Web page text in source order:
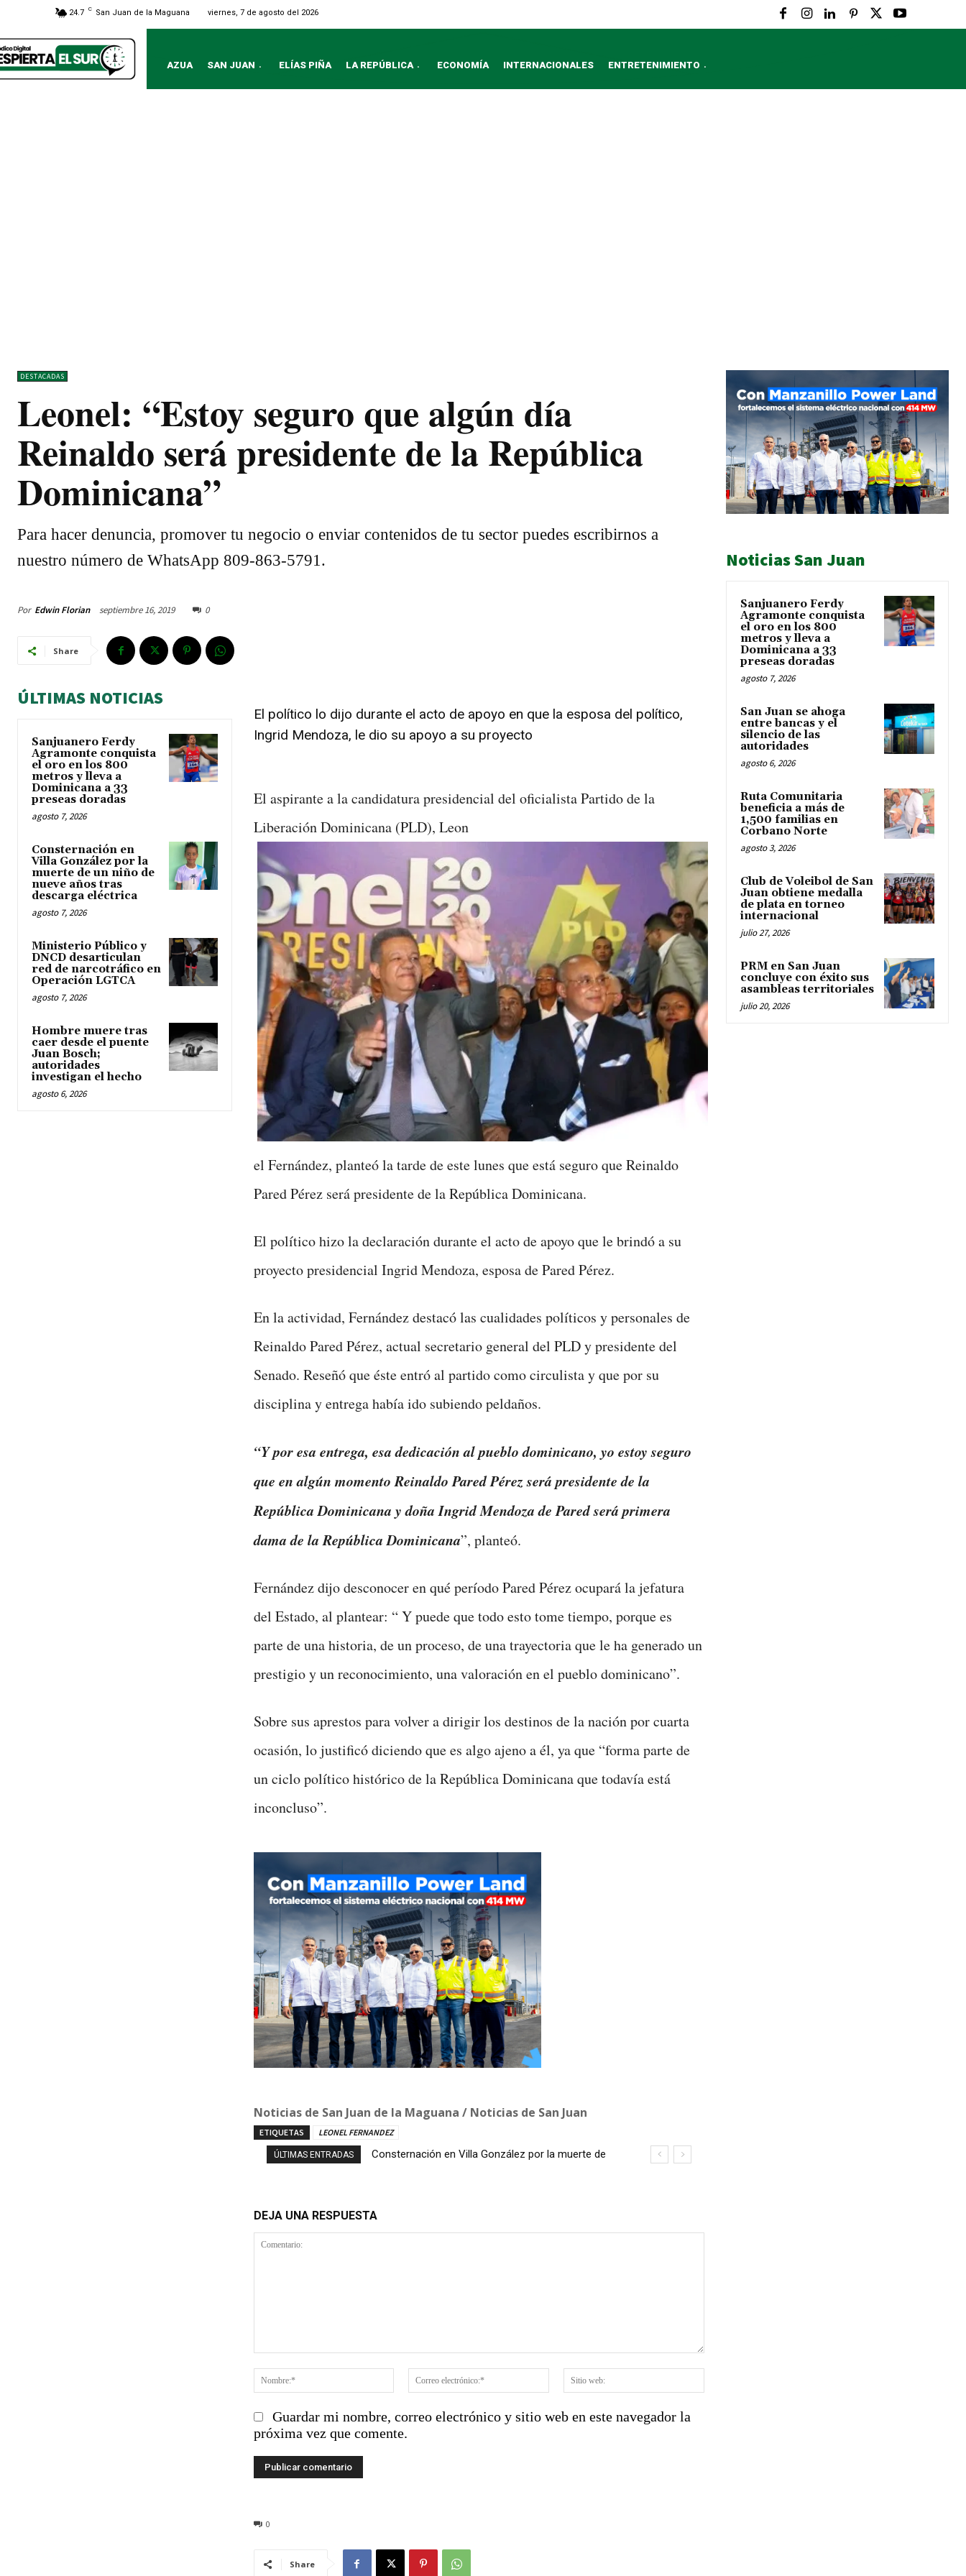
24.7 C San Juan de la Maguana viernes, 7 de agosto del 2026
AZUA SAN JUAN ELÍAS PIÑA LA REPÚBLICA ECONOMÍA INTERNACIONALES ENTRETENIMIENTO
DESTACADAS
Leonel: “Estoy seguro que algún día
Reinaldo será presidente de la República
Dominicana”
Para hacer denuncia, promover tu negocio o enviar contenidos de tu sector puedes escribirnos a
nuestro número de WhatsApp 809-863-5791.
Por Edwin Florian septiembre 16, 2019 0
Share
ÚLTIMAS NOTICIAS
Sanjuanero Ferdy
Agramonte conquista
el oro en los 800
metros y lleva a
Dominicana a 33
preseas doradas
agosto 7, 2026
Consternación en
Villa González por la
muerte de un niño de
nueve años tras
descarga eléctrica
agosto 7, 2026
Ministerio Público y
DNCD desarticulan
red de narcotráfico en
Operación LGTCA
agosto 7, 2026
Hombre muere tras
caer desde el puente
Juan Bosch;
autoridades
investigan el hecho
agosto 6, 2026
El político lo dijo durante el acto de apoyo en que la esposa del político,
Ingrid Mendoza, le dio su apoyo a su proyecto
El aspirante a la candidatura presidencial del oficialista Partido de la
Liberación Dominicana (PLD), Leon
el Fernández, planteó la tarde de este lunes que está seguro que Reinaldo
Pared Pérez será presidente de la República Dominicana.
El político hizo la declaración durante el acto de apoyo que le brindó a su
proyecto presidencial Ingrid Mendoza, esposa de Pared Pérez.
En la actividad, Fernández destacó las cualidades políticos y personales de
Reinaldo Pared Pérez, actual secretario general del PLD y presidente del
Senado. Reseñó que éste entró al partido como circulista y que por su
disciplina y entrega había ido subiendo peldaños.
“Y por esa entrega, esa dedicación al pueblo dominicano, yo estoy seguro
que en algún momento Reinaldo Pared Pérez será presidente de la
República Dominicana y doña Ingrid Mendoza de Pared será primera
dama de la República Dominicana”, planteó.
Fernández dijo desconocer en qué período Pared Pérez ocupará la jefatura
del Estado, al plantear: “ Y puede que todo esto tome tiempo, porque es
parte de una historia, de un proceso, de una trayectoria que le ha generado un
prestigio y un reconocimiento, una valoración en el pueblo dominicano”.
Sobre sus aprestos para volver a dirigir los destinos de la nación por cuarta
ocasión, lo justificó diciendo que es algo ajeno a él, ya que “forma parte de
un ciclo político histórico de la República Dominicana que todavía está
inconcluso”.
Noticias de San Juan de la Maguana / Noticias de San Juan
ETIQUETAS LEONEL FERNANDEZ
ÚLTIMAS ENTRADAS
Consternación en Villa González por la muerte de
Ministerio Público y DNCD desarticulan red de
DEJA UNA RESPUESTA
Nombre:*
Correo
electrónico:*
web:
Guardar mi nombre, correo electrónico y sitio web en este navegador la
próxima vez que comente.
0
Share
Noticias San Juan
Sanjuanero Ferdy
Agramonte conquista
el oro en los 800
metros y lleva a
Dominicana a 33
preseas doradas
agosto 7, 2026
San Juan se ahoga
entre bancas y el
silencio de las
autoridades
agosto 6, 2026
Ruta Comunitaria
beneficia a más de
1,500 familias en
Corbano Norte
agosto 3, 2026
Club de Voleibol de San
Juan obtiene medalla
de plata en torneo
internacional
julio 27, 2026
PRM en San Juan
concluye con éxito sus
asambleas territoriales
julio 20, 2026